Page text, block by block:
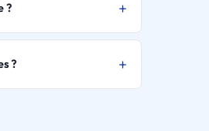
?
?